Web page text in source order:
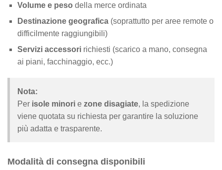
Volume e peso della merce ordinata
Destinazione geografica (soprattutto per aree remote o
difficilmente raggiungibili)
Servizi accessori richiesti (scarico a mano, consegna
ai piani, facchinaggio, ecc.)
Nota:
Per isole minori e zone disagiate, la spedizione
viene quotata su richiesta per garantire la soluzione
più adatta e trasparente.
Modalità di consegna disponibili